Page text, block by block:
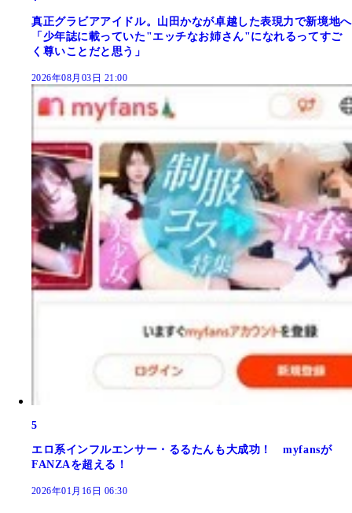
真正グラビアアイドル。山田かなが卓越した表現力で新境地へ
「少年誌に載っていた"エッチなお姉さん"になれるってすご
く尊いことだと思う」
2026年08月03日 21:00
5
エロ系インフルエンサー・るるたんも大成功！ myfansが
FANZAを超える！
2026年01月16日 06:30